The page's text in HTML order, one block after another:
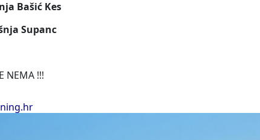
Bašić Kes
Supanc
NEMA !!!